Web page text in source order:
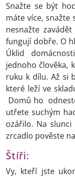
Snažte se být
máte více, snažte
nesnažte
fungují dobře. O
Úklid
jednoho člověka,
ruku k dílu. Až si
které leží ve
Domů ho
utřete suchým
ozářilo. Na
zrcadlo pověste
Štíři:
Vy, kteří jste